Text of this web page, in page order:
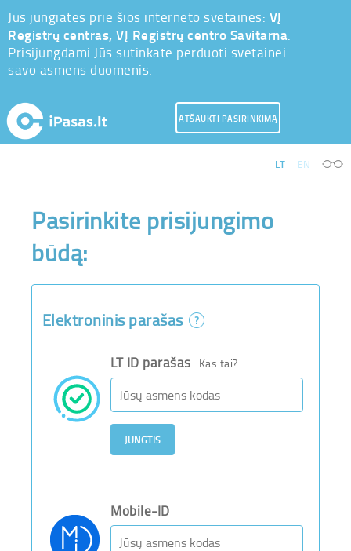
Jūs jungiatės prie šios interneto svetainės: VĮ
Registrų centras, VĮ Registrų centro Savitarna.
Prisijungdami Jūs sutinkate perduoti svetainei
savo asmens duomenis.
ATŠAUKTI PASIRINKIMĄ
LT EN
Pasirinkite prisijungimo
būdą:
Elektroninis parašas
LT ID parašas Kas tai?
Mobile-ID
Asmens kodas